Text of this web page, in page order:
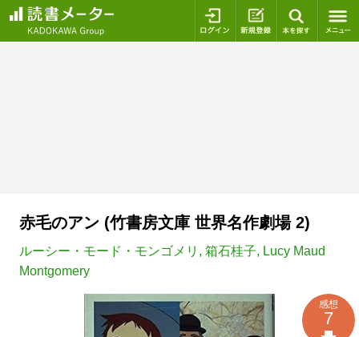
ログイン 新規登録
赤毛のアン (竹書房文庫 世界名作劇場 2)
ルーシー・モード・モンゴメリ , 箱石桂子, Lucy Maud
Montgomery
感想
7